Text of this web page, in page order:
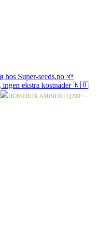
Super-seeds.no 🌱
ingen ekstra kostnader 🇳🇴
HOMEBOX AMBIENT Q200+ –